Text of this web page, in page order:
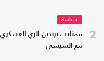
2
سياسة
ممثلات يرتدين الزي
مع السيسي